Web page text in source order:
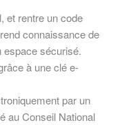
et rentre un code
connaissance de
espace sécurisé.
à une clé e-
par un
au Conseil National